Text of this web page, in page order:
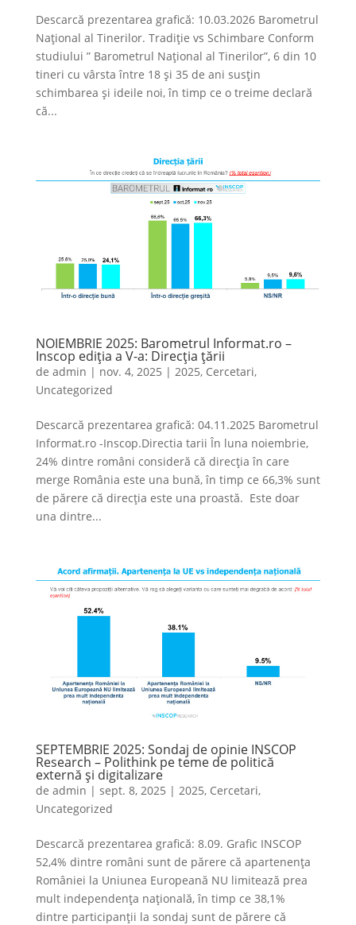
Descarcă prezentarea grafică: 10.03.2026 Barometrul
Național al Tinerilor. Tradiție vs Schimbare Conform
studiului ” Barometrul Național al Tinerilor”, 6 din 10
tineri cu vârsta între 18 și 35 de ani susțin
schimbarea și ideile noi, în timp ce o treime declară
că...
NOIEMBRIE 2025: Barometrul Informat.ro –
Inscop ediția a V-a: Direcția țării
de admin | nov. 4, 2025 | 2025, Cercetari,
Uncategorized
Descarcă prezentarea grafică: 04.11.2025 Barometrul
Informat.ro -Inscop.Directia tarii În luna noiembrie,
24% dintre români consideră că direcția în care
merge România este una bună, în timp ce 66,3% sunt
de părere că direcția este una proastă. Este doar
una dintre...
SEPTEMBRIE 2025: Sondaj de opinie INSCOP
Research – Polithink pe teme de politică
externă și digitalizare
de admin | sept. 8, 2025 | 2025, Cercetari,
Uncategorized
Descarcă prezentarea grafică: 8.09. Grafic INSCOP
52,4% dintre români sunt de părere că apartenența
României la Uniunea Europeană NU limitează prea
mult independența națională, în timp ce 38,1%
dintre participanții la sondaj sunt de părere că